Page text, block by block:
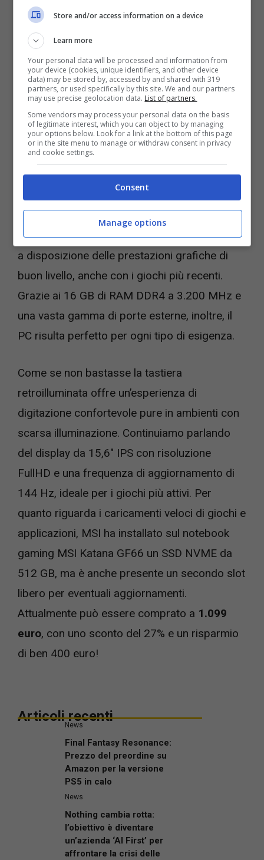
Potrà essere comprato a poco – Videogiochi.com
Il computer che vogliamo consigliarvi è il
notebook gamingMSI Katana GF66, il quale è
dotato di un processore Intel i7-12700H di
dodicesima generazione Alder Lake H che
assicura una veloce elaborazione dei dati,
mentre la scheda grafica NVIDIA GeForce
RTX 3050 con 4GB di memoria GDDR6 mette
a disposizione delle prestazioni grafiche di
buon livello, anche con i giochi più recenti.
Grazie ai 16 GB di RAM DDR4 a 3.200 MHz e
una vasta gamma di porte esterne, inoltre, il
PC risulta perfetto per ogni tipo di esigenza.
Come se non bastasse la tastiera
retroilluminata offre un’esperienza di
digitazione confortevole pure in ambienti con
scarsa illuminazione. Continuiamo parlando
del display da 15,6″ IPS con risoluzione
FullHD e una frequenza di aggiornamento di
144 Hz, ideale per i giochi più attivi. Per
quanto riguarda i caricamenti veloci di giochi e
applicazioni, MSI ha installato sul notebook
gaming MSI Katana GF66 un SSD NVME da
512 GB, ma è anche presente un secondo slot
libero per eventuali aggiornamenti.
Attualmente può essere comprato a 1.099
euro, con uno sconto del 27% e un risparmio
di ben 400 euro!
Articoli recenti
News
Final Fantasy Resonance:
Prezzo del preordine su
Amazon per la versione
PS5 in calo
News
Nothing cambia rotta:
l’obiettivo è diventare
un’azienda ‘AI First’ per
affrontare la crisi delle
Store and/or access information on a device
Learn more
Your personal data will be processed and information from
your device (cookies, unique identifiers, and other device
data) may be stored by, accessed by and shared with 319
partners, or used specifically by this site. We and our partners
may use precise geolocation data. List of partners.
Some vendors may process your personal data on the basis
of legitimate interest, which you can object to by managing
your options below. Look for a link at the bottom of this page
or in the site menu to manage or withdraw consent in privacy
and cookie settings.
Consent
Manage options